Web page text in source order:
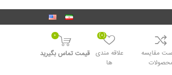
مقایسه
علاقه مندی
ها
(0)
0
قیمت تماس بگیرید